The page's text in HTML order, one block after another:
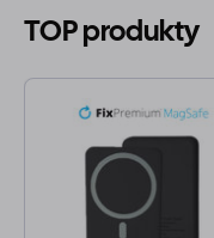
TOP produkty